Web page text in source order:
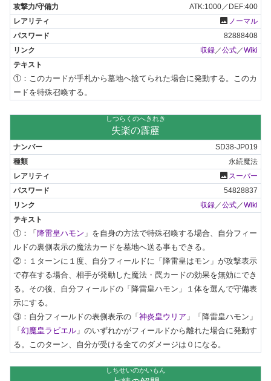
ATK:1000／DEF:400
photo ノーマル
82888408
収録／公式／Wiki
①：このカードが手札から墓地へ捨てられた場合に発動する。このカ
ードを特殊召喚する。
しつらくのへきれき
失楽の霹靂
SD38-JP019
永続魔法
photo スーパー
54828837
収録 ／公式 ／Wiki
①：「 降雷皇ハモン 」を自身の方法で特殊召喚する場合、自分フィー
ルドの裏側表示の魔法カードを墓地へ送る事もできる。
②：１ターンに１度、自分フィールドに「降雷皇はモン」が攻撃表示
で存在する場合、相手が発動した魔法・罠カードの効果を無効にでき
る。その後、自分フィールドの「降雷皇ハモン」１体を選んで守備表
示にする。
③：自分フィールドの表側表示の「 神炎皇ウリア 」「降雷皇ハモン」
「 幻魔皇ラビエル 」のいずれかがフィールドから離れた場合に発動す
る。このターン、自分が受ける全てのダメージは０になる。
しちせいのかいもん